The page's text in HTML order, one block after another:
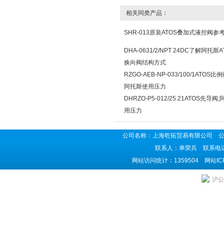
相关同类产品：
SHR-013原装ATOS叠加式液控阀参
DHA-0631/2/NPT 24DC了解阿托斯
换向阀结构方式
RZGO-AEB-NP-033/100/1ATOS比例
阿托斯使用压力
DHRZO-P5-012/25 21ATOS先导阀,
用压力
公司名称：上海乾拓贸易有限公司
联系人：单荣兵 联系电
网站访问统计：1359504 网站
沪